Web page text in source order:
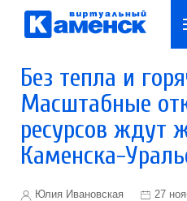
Без тепла и
Масштабные
ресурсов ждут
Каменска-
Юлия Ивановская 27